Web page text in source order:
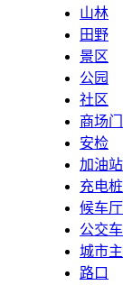
山林
田野
景区
公园
社区
商场
安检
加油站
充电
候车厅
公交
城市
路口